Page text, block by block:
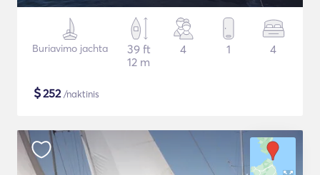
Buriavimo jachta
39 ft
12 m
4 1 4
$252/naktinis